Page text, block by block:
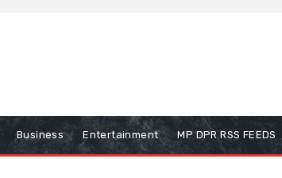
Business Entertainment MP DPR RSS FEEDS